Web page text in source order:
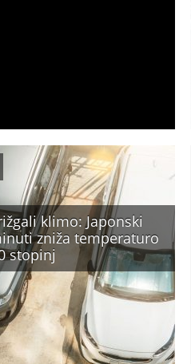
klimo: Japonski
zniža temperaturo
stopinj